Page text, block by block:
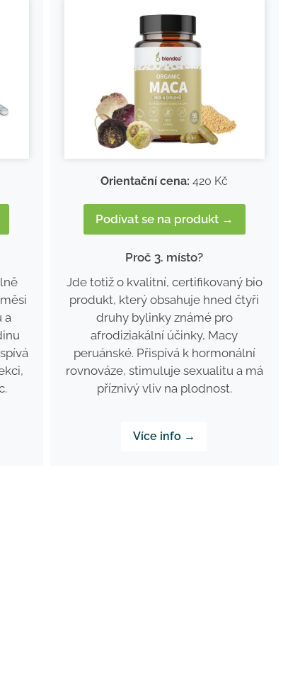
a
Orientační cena: 420 Kč
Podívat se na produkt →
Proč 3. místo?
Jde totiž o kvalitní, certifikovaný bio
produkt, který obsahuje hned čtyři
druhy bylinky známé pro
afrodiziakální účinky, Macy
peruánské. Přispívá k hormonální
rovnováze, stimuluje sexualitu a má
příznivý vliv na plodnost.
Více info →